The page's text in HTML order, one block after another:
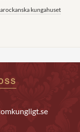
kungahuset